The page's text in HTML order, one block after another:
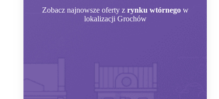
Zobacz najnowsze oferty z rynku wtórnego w
lokalizacji Grochów